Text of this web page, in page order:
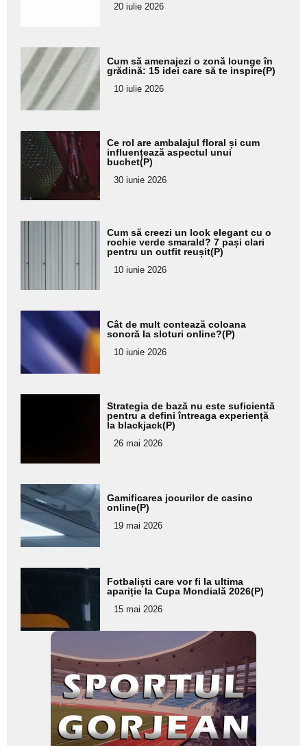
20 iulie 2026
Adaugă
aici textul
pentru
subtitlu
Cum să amenajezi o zonă lounge în
grădină: 15 idei care să te inspire(P)
10 iulie 2026
Adaugă
aici textul
pentru
subtitlu
Ce rol are ambalajul floral și cum
influențează aspectul unui
buchet(P)
30 iunie 2026
pentru
Cum să creezi un look elegant cu o
rochie verde smarald? 7 pași clari
pentru un outfit reușit(P)
10 iunie 2026
Adaugă
aici textul
pentru
subtitlu
Cât de mult contează coloana
sonoră la sloturi online?(P)
10 iunie 2026
Strategia de bază nu este suficientă
pentru a defini întreaga experiență
la blackjack(P)
26 mai 2026
Adaugă
aici textul
pentru
subtitlu
Gamificarea jocurilor de casino
online(P)
19 mai 2026
subtitlu
Fotbaliști care vor fi la ultima
apariție la Cupa Mondială 2026(P)
15 mai 2026